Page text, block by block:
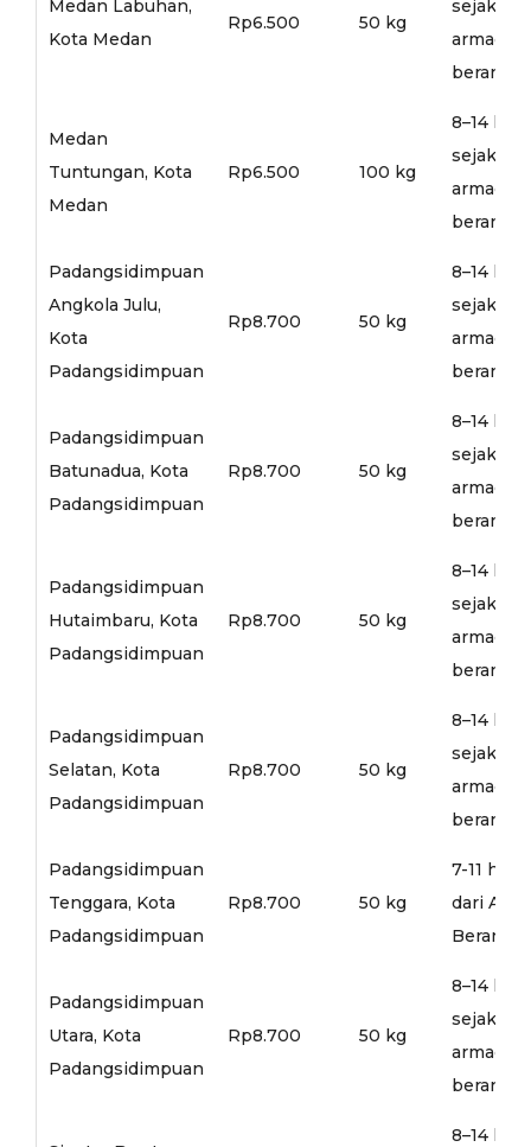
Medan Labuhan,
Kota Medan
Rp6.500 50 kg
sejak
armada
Medan
Tuntungan, Kota
Medan
Rp6.500 100 kg
8–14 hari
sejak
armada
Padangsidimpuan
Angkola Julu,
Kota
Padangsidimpuan
Rp8.700 50 kg
8–14 hari
sejak
armada
Padangsidimpuan
Batunadua, Kota
Padangsidimpuan
Rp8.700 50 kg
8–14 hari
sejak
armada
Padangsidimpuan
Hutaimbaru, Kota
Padangsidimpuan
Rp8.700 50 kg
8–14 hari
sejak
armada
Padangsidimpuan
Selatan, Kota
Padangsidimpuan
Rp8.700 50 kg
8–14 hari
sejak
armada
Padangsidimpuan
Tenggara, Kota
Padangsidimpuan
Rp8.700 50 kg
7-11 hari
dari
Padangsidimpuan
Utara, Kota
Padangsidimpuan
Rp8.700 50 kg
8–14 hari
sejak
armada
8–14 hari